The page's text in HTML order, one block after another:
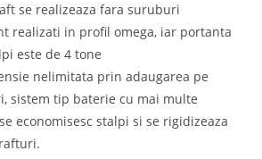
se realizeaza fara suruburi
realizati in profil omega, iar portanta
este de 4 tone
nelimitata prin adaugarea pe
sistem tip baterie cu mai multe
economisesc stalpi si se rigidizeaza